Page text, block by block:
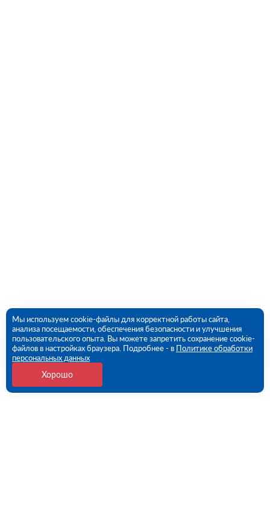
Мы используем cookie-файлы для корректной работы сайта,
анализа посещаемости, обеспечения безопасности и улучшения
пользовательского опыта. Вы можете запретить сохранение cookie-
файлов в настройках браузера. Подробнее - в Политике обработки
персональных данных
Хорошо